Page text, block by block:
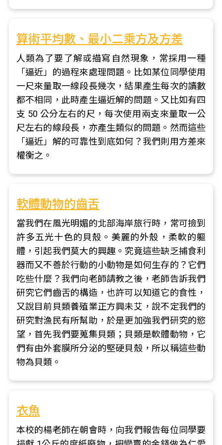
算術平均數、最小二乘方及方差
人類為了要了解或描寫自然現象，常採用一種
「逼近」的過程來處理問題。比如某位同學使用
一尺來量取一線段長幾次，結果產生每次的讀數
都不相同，此時產生逼近解的問題。又比如有四
支 50 公分左右的尺，每次使用兩支來量取一公
尺左右的線段長，亦產生類似的問題。然而這些
「逼近」解的可靠性到底如何？我們則用方差來
權衡之。
軟體動物的齒舌
當我們在風光明媚的北部海岸旅行時，常可撿到
許多五光十色的貝殼。美麗的外殼，柔軟的軀
體，引起我們莫大的興趣。究竟這些缺乏捕食利
器而又不善於行動的小動物是如何生存的？它們
吃些什麼？我們向老師請教之後，老師告訴我們
研究它們齒舌的構造，也許可以知道它的食性，
又說目前貝類養殖業正方興未艾，說不定我們的
研究對漁民有所幫助，於是更加強我們研究的慾
望，首先我們要蒐集貝類；貝類是軟體動物，它
們有由外套膜所分泌的堅硬貝殼，所以稱這些動
物為貝類。
衣魚
本校的楊老師在朝會時，向我們報告每位同學要